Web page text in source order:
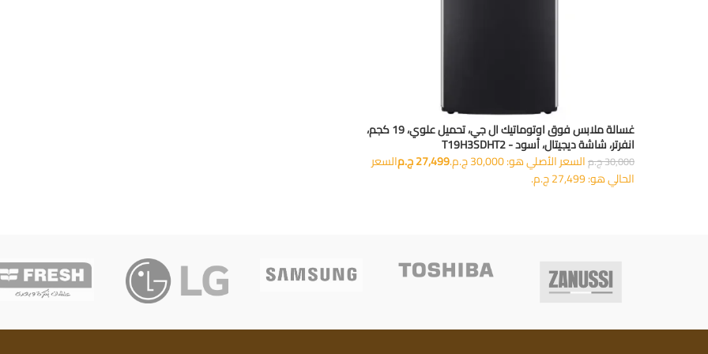
غسالة ملابس فوق اوتوماتيك ال جي، تحميل علوي، 19 كجم،
انفرتر، شاشة ديجيتال، أسود - T19H3SDHT2
30,000ج.مالسعر الأصلي هو: 30,000 ج.م. 27,499ج.مالسعر
الحالي هو: 27,499 ج.م.